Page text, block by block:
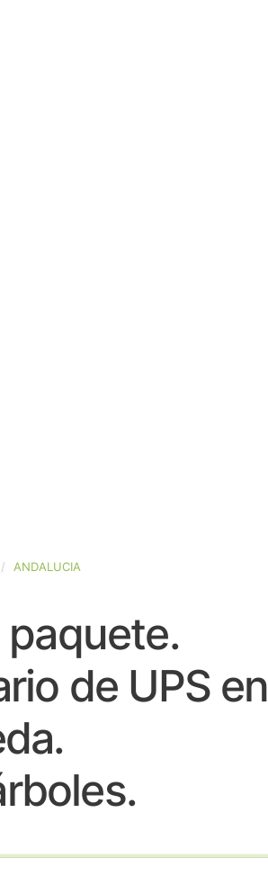
ANDALUCIA
paquete.
de UPS en